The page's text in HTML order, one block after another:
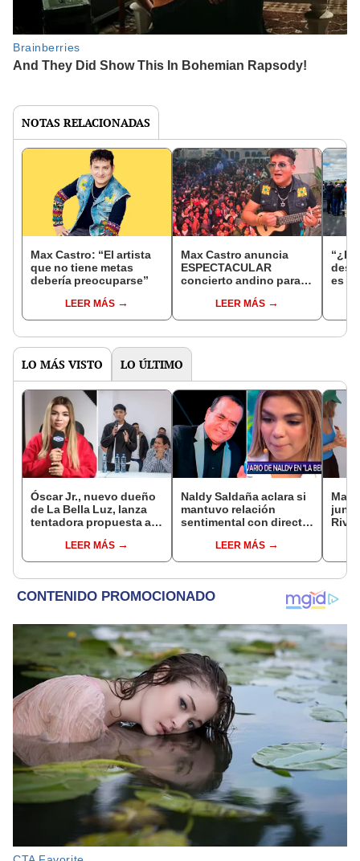
NOTAS RELACIONADAS
Max Castro: “El artista
que no tiene metas
debería preocuparse”
LEER MÁS
Max Castro anuncia
ESPECTACULAR
concierto andino para
aniversario: ¿cuándo y
dónde será?
LEER MÁS
es la
LO MÁS VISTO LO ÚLTIMO
Óscar Jr., nuevo dueño
de La Bella Luz, lanza
tentadora propuesta a
denuncia por
tocamientos: “Va a
LEER MÁS
Naldy Saldaña aclara si
mantuvo relación
sentimental con director
denunciarlo por
tocamientos: “Me
LEER MÁS